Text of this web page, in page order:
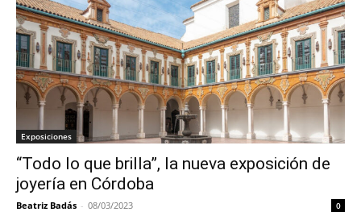
Exposiciones
“Todo lo que brilla”, la nueva exposición de
joyería en Córdoba
Beatriz Badás - 08/03/2023 0